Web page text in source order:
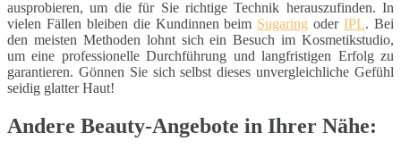
ausprobieren, um die für Sie richtige Technik herauszufinden. In
vielen Fällen bleiben die Kundinnen beim Sugaring oderIPL. Bei
den meisten Methoden lohnt sich ein Besuch im Kosmetikstudio,
um eine professionelle Durchführung und langfristigen Erfolg zu
garantieren. Gönnen Sie sich selbst dieses unvergleichliche Gefühl
seidig glatter Haut!
Andere Beauty-Angebote in Ihrer Nähe: